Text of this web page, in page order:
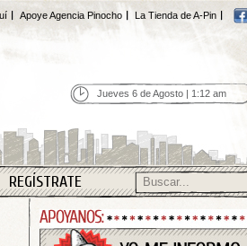
Apoye Agencia Pinocho La Tienda de A-Pin
Jueves 6 de Agosto | 1:12 am
REGÍSTRATE